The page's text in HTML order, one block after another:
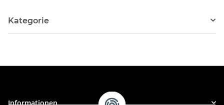
Kategorie
Informationen